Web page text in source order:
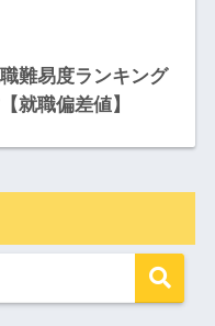
難易度ランキング
就職偏差値】